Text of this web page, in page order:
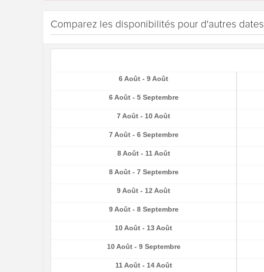
Comparez les disponibilités pour d'autres dates
6 Août - 9 Août
6 Août - 5 Septembre
7 Août - 10 Août
7 Août - 6 Septembre
8 Août - 11 Août
8 Août - 7 Septembre
9 Août - 12 Août
9 Août - 8 Septembre
10 Août - 13 Août
10 Août - 9 Septembre
11 Août - 14 Août